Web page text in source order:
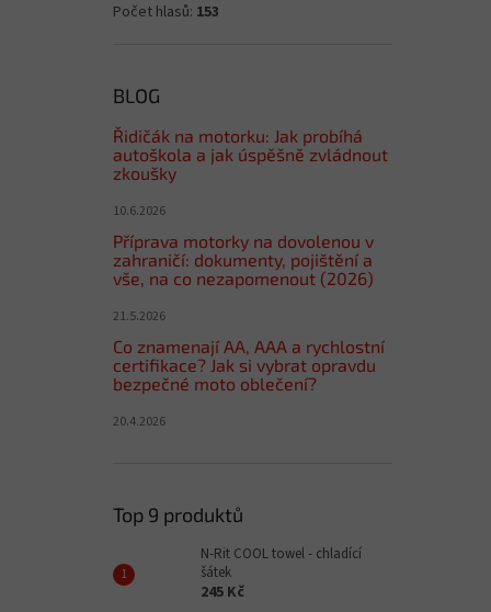
Počet hlasů: 153
BLOG
Řidičák na motorku: Jak probíhá
autoškola a jak úspěšně zvládnout
zkoušky
10.6.2026
Příprava motorky na dovolenou v
zahraničí: dokumenty, pojištění a
vše, na co nezapomenout (2026)
21.5.2026
Co znamenají AA, AAA a rychlostní
certifikace? Jak si vybrat opravdu
bezpečné moto oblečení?
20.4.2026
Top 9 produktů
N-Rit COOL towel - chladící
šátek
245 Kč